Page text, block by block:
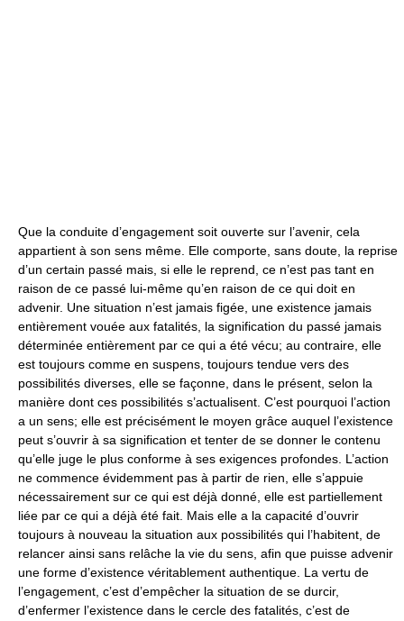
Que la conduite d’engagement soit ouverte sur l’avenir, cela
appartient à son sens même. Elle comporte, sans doute, la reprise
d’un certain passé mais, si elle le reprend, ce n’est pas tant en
raison de ce passé lui-même qu’en raison de ce qui doit en
advenir. Une situation n’est jamais figée, une existence jamais
entièrement vouée aux fatalités, la signification du passé jamais
déterminée entièrement par ce qui a été vécu; au contraire, elle
est toujours comme en suspens, toujours tendue vers des
possibilités diverses, elle se façonne, dans le présent, selon la
manière dont ces possibilités s’actualisent. C’est pourquoi l’action
a un sens; elle est précisément le moyen grâce auquel l’existence
peut s’ouvrir à sa signification et tenter de se donner le contenu
qu’elle juge le plus conforme à ses exigences profondes. L’action
ne commence évidemment pas à partir de rien, elle s’appuie
nécessairement sur ce qui est déjà donné, elle est partiellement
liée par ce qui a déjà été fait. Mais elle a la capacité d’ouvrir
toujours à nouveau la situation aux possibilités qui l’habitent, de
relancer ainsi sans relâche la vie du sens, afin que puisse advenir
une forme d’existence véritablement authentique. La vertu de
l’engagement, c’est d’empêcher la situation de se durcir,
d’enfermer l’existence dans le cercle des fatalités, c’est de